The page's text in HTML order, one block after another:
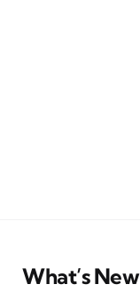
What’s New